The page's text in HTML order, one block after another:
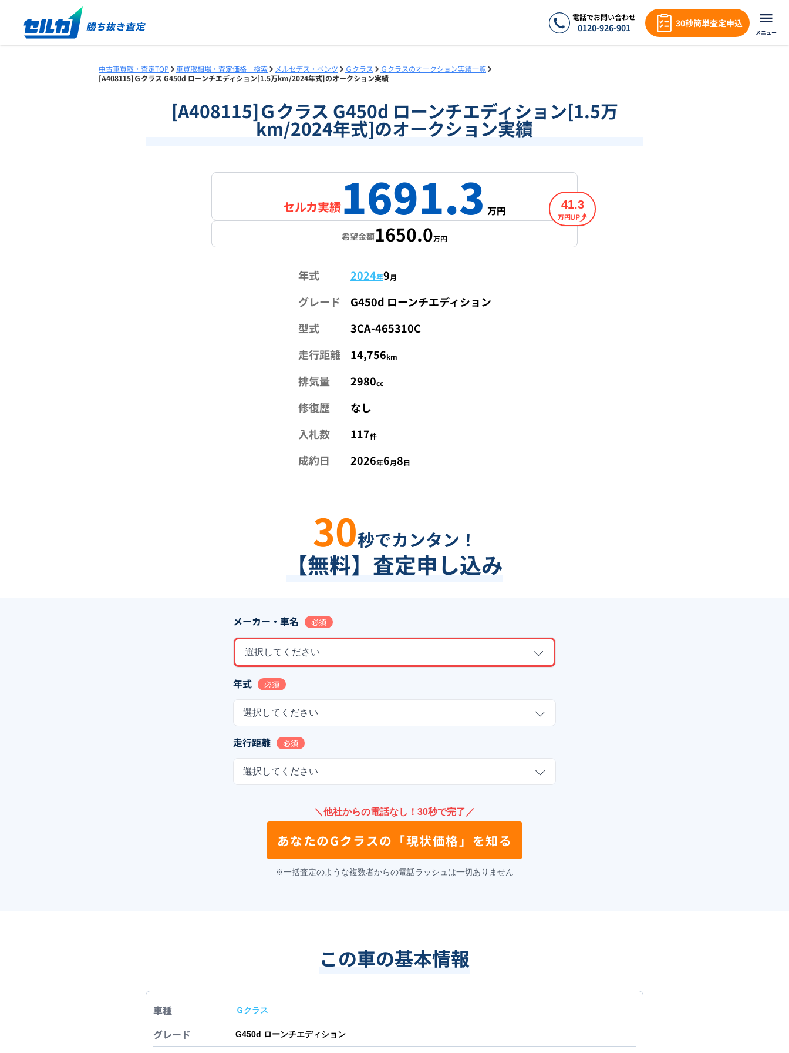
電話でお問い合わせ
0120-926-901 30秒簡単査定申込
メニュー
中古車買取・査定TOP 車買取相場・査定価格 検索 メルセデス・ベンツ Ｇクラス
Ｇクラスのオークション実績一覧
[A408115]Ｇクラス G450d ローンチエディション[1.5万km/2024年式]のオークション実績
[A408115]Ｇクラス G450d ローンチエディション[1.5万
km/2024年式]のオークション実績
セルカ実績1691.3 万円 41.3
万円
希望金額1650.0万円
年式 2024年9月
グレード
G450d ローンチエディション
型式
3CA-465310C
走行距離
14,756km
排気量 2980cc
修復歴
なし
入札数
117件
成約日 2026年6月8日
30秒でカンタン！
【無料】査定申し込み
メーカー・車名 必須
選択してください
年式 必須
選択してください
走行距離 必須
選択してください
＼他社からの電話なし！30秒で完了／
あなたのGクラスの 「現状価格」を知る
※一括査定のような複数者からの電話ラッシュは一切ありません
この車の基本情報
車種 Ｇクラス
グレード G450d ローンチエディション